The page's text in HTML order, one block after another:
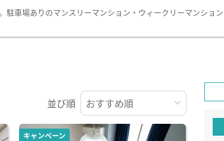
車場ありのマンスリーマンション・ウィークリーマンショ
並び順
キャンペーン